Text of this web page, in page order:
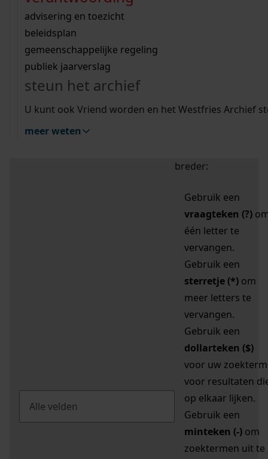
bouwvergunningen
omgevingsvergunningen
vergunningen
beeld en geluid
uitleg nodig?
Wij helpen u op weg met een aantal zoektips.
bekijk alle zoektips
Wij helpen u op weg met een aantal zoektips.
bekijk alle zoektips
bekijk ons geschiedenislokaal
advisering en toezicht
beleidsplan
gemeenschappelijke regeling
publiek jaarverslag
steun het archief
U kunt ook Vriend worden en het Westfries Archief
meer weten
zoektips
Mijn Studiezaal (inloggen)
uw zoekopdracht te
breder:
Gebruik een
vraagteken (?)
één letter te
vervangen.
Gebruik een
sterretje (*) om
meer letters te
vervangen.
Gebruik een
dollarteken ($)
voor uw zoekterm
voor resultaten
op elkaar lijken.
Gebruik een
minteken (-) om
zoektermen uit te